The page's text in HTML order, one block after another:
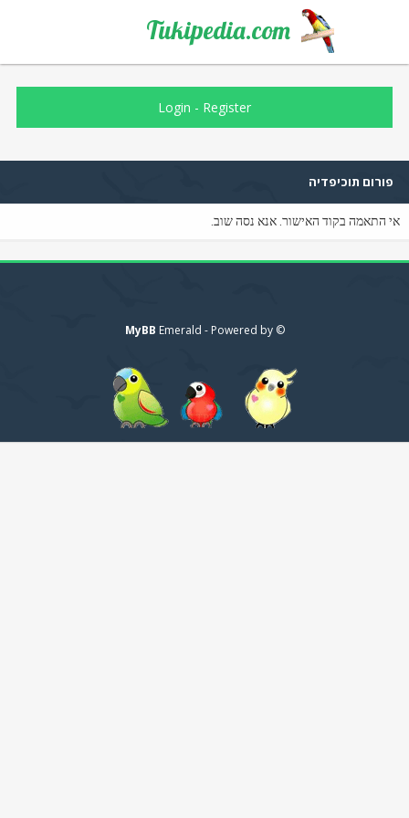
Tukipedia.com
Login - Register
פורום תוכיפדיה
אי התאמה בקוד האישור. אנא נסה שוב.
© Emerald - Powered by
MyBB